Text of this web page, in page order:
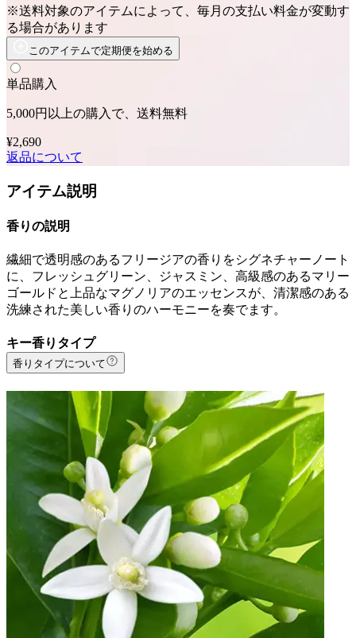
※送料対象のアイテムによって、毎月の支払い料金が変動す
る場合があります
このアイテムで定期便を始める
単品購入
5,000円以上の購入で、送料無料
¥2,690
返品について
アイテム説明
香りの説明
繊細で透明感のあるフリージアの香りをシグネチャーノート
に、フレッシュグリーン、ジャスミン、高級感のあるマリー
ゴールドと上品なマグノリアのエッセンスが、清潔感のある
洗練された美しい香りのハーモニーを奏でます。
キー香りタイプ
香りタイプについて